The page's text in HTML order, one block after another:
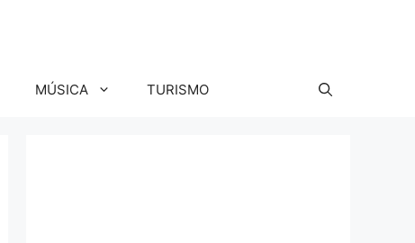
MÚSICA TURISMO